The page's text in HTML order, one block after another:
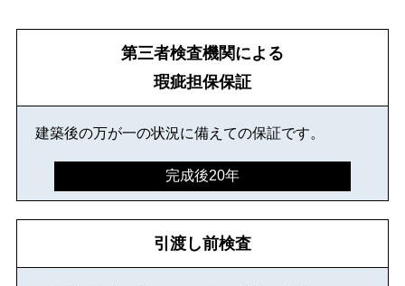
第三者検査機関による
瑕疵担保保証
建築後の万が一の状況に備えての保証です。
完成後20年
引渡し前検査